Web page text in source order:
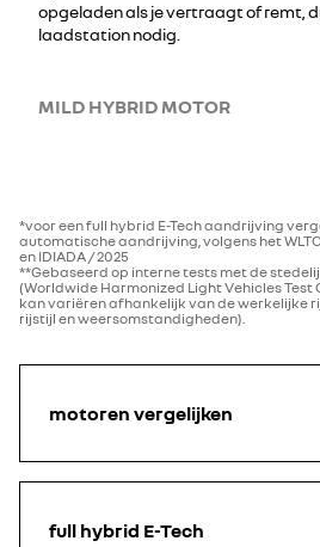
opgeladen als je vertraagt of remt,
laadstation nodig.
MILD HYBRID MOTOR
*voor een full hybrid E-Tech aandrijving
automatische aandrijving, volgens het
en IDIADA / 2025
**Gebaseerd op interne tests met de
(Worldwide Harmonized Light Vehicles
kan variëren afhankelijk van de werkelijke
rijstijl en weersomstandigheden).
motoren vergelijken
full hybrid E-Tech